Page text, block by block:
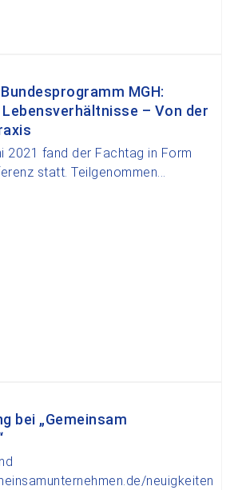
MGH:
– Von der
2021 fand der Fachtag in Form
statt. Teilgenommen...
bei „Gemeinsam
neuigkeiten